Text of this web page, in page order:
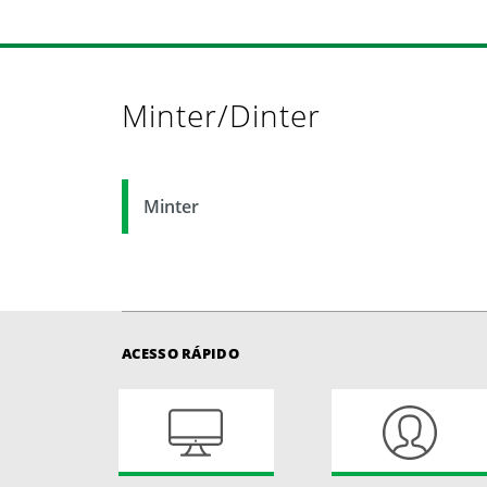
Minter/Dinter
Minter
ACESSO RÁPIDO